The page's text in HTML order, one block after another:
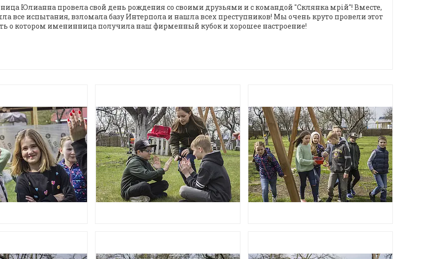
Юлианна провела свой день рождения со своими друзьями и с командой "Склянка мрiй"! Вместе,
все испытания, взломала базу Интерпола и нашла всех преступников! Мы очень круто провели этот
о котором именинница получила наш фирменный кубок и хорошее настроение!